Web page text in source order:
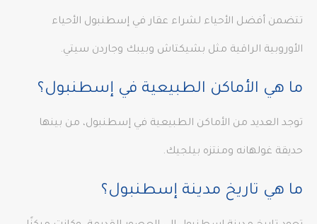
تتضمن أفضل الأحياء لشراء عقار في إسطنبول الأحياء
الأوروبية الراقية مثل بشيكتاش وبيبك وجاردن سيتي.
ما هي الأماكن الطبيعية في إسطنبول؟
توجد العديد من الأماكن الطبيعية في إسطنبول، من بينها
حديقة غولهانه ومنتزه بيلجيك.
ما هي تاريخ مدينة إسطنبول؟